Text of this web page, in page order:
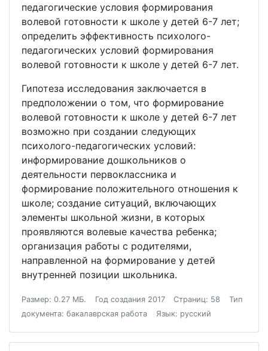
педагогические условия формирования
волевой готовности к школе у детей 6-7 лет;
определить эффективность психолого-
педагогических условий формирования
волевой готовности к школе у детей 6-7 лет.
Гипотеза исследования заключается в
предположении о том, что формирование
волевой готовности к школе у детей 6-7 лет
возможно при создании следующих
психолого-педагогических условий:
информирование дошкольников о
деятельности первоклассника и
формирование положительного отношения к
школе; создание ситуаций, включающих
элементы школьной жизни, в которых
проявляются волевые качества ребенка;
организация работы с родителями,
направленной на формирование у детей
внутренней позиции школьника.
Размер: 0.27 МБ. Год создания 2017 Страниц: 58
Тип
документа: бакалаврская работа
Язык: русский